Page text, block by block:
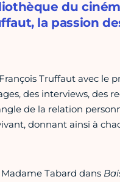
du
la passion
Truffaut avec le
des interviews, des
de la relation
donnant ainsi à
Madame Tabard dans